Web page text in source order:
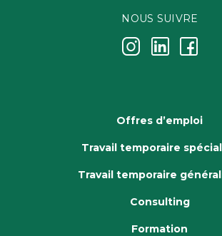
NOUS SUIVRE
j k i
Offres d’emploi
Travail temporaire
Travail temporaire
Consulting
Formation